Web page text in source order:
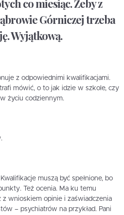
co miesiąc. Żeby z
Górniczej trzeba
Wyjątkową.
z odpowiednimi kwalifikacjami.
mówić, o to jak idzie w szkole, czy
życiu codziennym.
muszą być spełnione, bo
Też ocenia. Ma ku temu
wnioskiem opinie i zaświadczenia
– psychiatrów na przykład. Pani